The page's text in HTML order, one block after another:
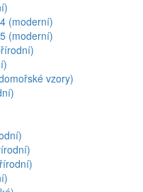
(moderní)
(moderní)
vzory)